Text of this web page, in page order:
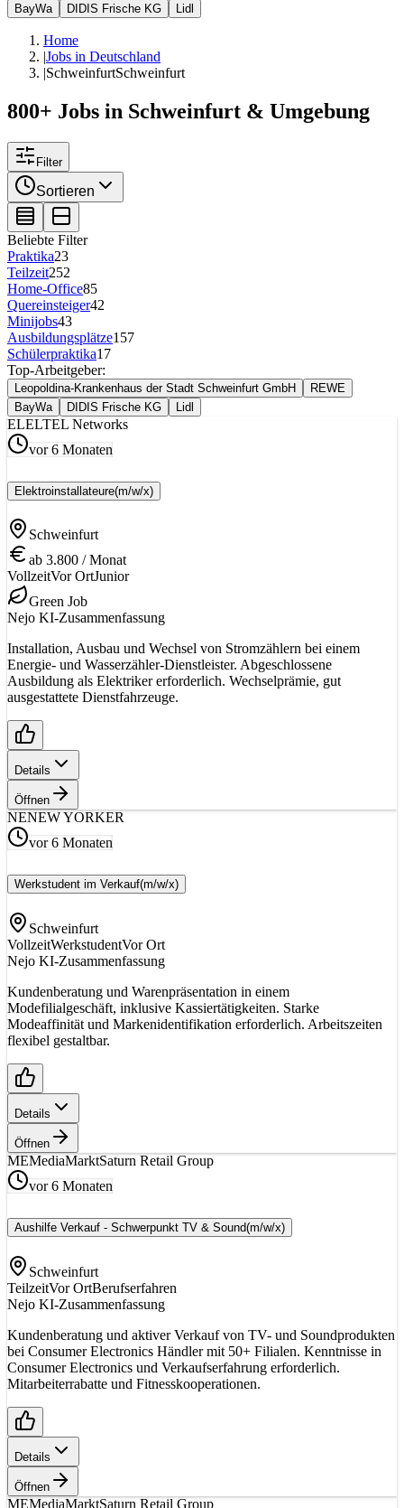
BayWa
DIDIS Frische KG Lidl
Home
|Jobs in Deutschland
|SchweinfurtSchweinfurt
800+ Jobs in Schweinfurt & Umgebung
Filter
Sortieren
Beliebte Filter
Praktika23
Teilzeit252
Home-Office85
Quereinsteiger42
Minijobs43
Ausbildungsplätze157
Schülerpraktika17
Top-Arbeitgeber:
Leopoldina-Krankenhaus der Stadt Schweinfurt GmbH
REWE
BayWa
DIDIS Frische KG Lidl
ELELTEL Networks
vor 6 Monaten
Elektroinstallateure(m/w/x)
Schweinfurt
ab 3.800 / Monat
VollzeitVor OrtJunior
Green Job
Nejo KI-Zusammenfassung
Installation, Ausbau und Wechsel von Stromzählern bei einem
Energie- und Wasserzähler-Dienstleister. Abgeschlossene
Ausbildung als Elektriker erforderlich. Wechselprämie, gut
ausgestattete Dienstfahrzeuge.
Details
Öffnen
NENEW YORKER
vor 6 Monaten
Werkstudent im Verkauf(m/w/x)
Schweinfurt
VollzeitWerkstudentVor Ort
Nejo KI-Zusammenfassung
Kundenberatung und Warenpräsentation in einem
Modefilialgeschäft, inklusive Kassiertätigkeiten. Starke
Modeaffinität und Markenidentifikation erforderlich. Arbeitszeiten
flexibel gestaltbar.
Details
Öffnen
MEMediaMarktSaturn Retail Group
vor 6 Monaten
Aushilfe Verkauf - Schwerpunkt TV & Sound(m/w/x)
Schweinfurt
TeilzeitVor OrtBerufserfahren
Nejo KI-Zusammenfassung
Kundenberatung und aktiver Verkauf von TV- und Soundprodukten
bei Consumer Electronics Händler mit 50+ Filialen. Kenntnisse in
Consumer Electronics und Verkaufserfahrung erforderlich.
Mitarbeiterrabatte und Fitnesskooperationen.
Details
Öffnen
MEMediaMarktSaturn Retail Group